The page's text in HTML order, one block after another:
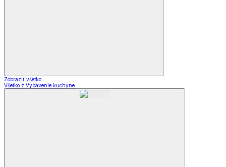
Zobraziť všetko
Všetko z Vybavenie kuchyne